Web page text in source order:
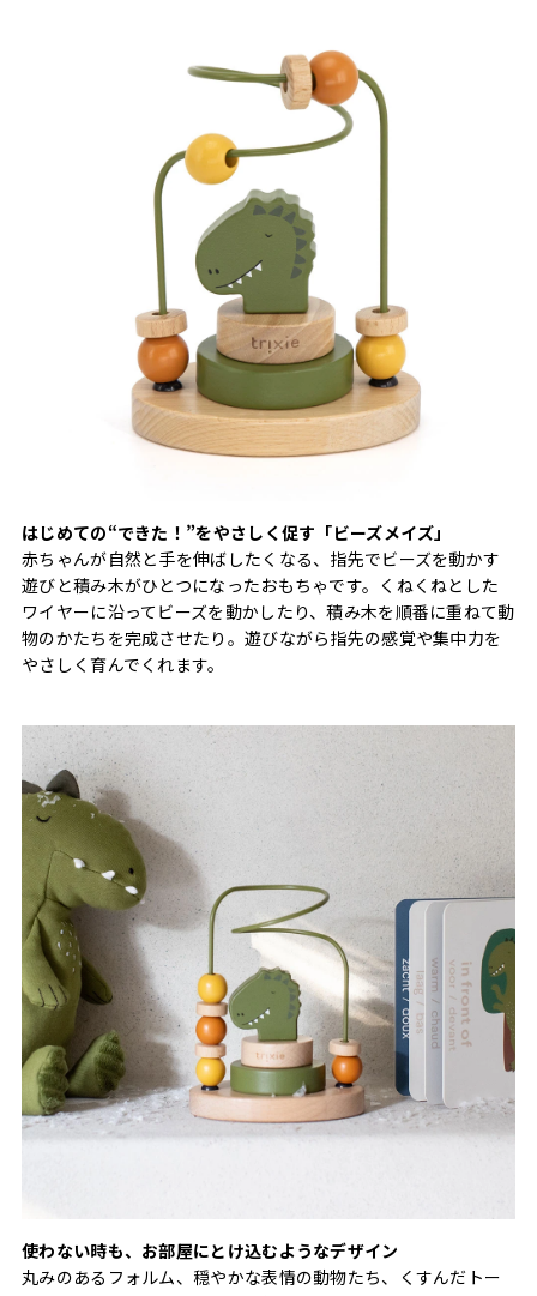
はじめての“できた！”をやさしく促す「ビーズメイズ」
赤ちゃんが自然と手を伸ばしたくなる、指先でビーズを動かす
遊びと積み木がひとつになったおもちゃです。くねくねとした
ワイヤーに沿ってビーズを動かしたり、積み木を順番に重ねて動
物のかたちを完成させたり。遊びながら指先の感覚や集中力を
やさしく育んでくれます。
使わない時も、お部屋にとけ込むようなデザイン
丸みのあるフォルム、穏やかな表情の動物たち、くすんだトー